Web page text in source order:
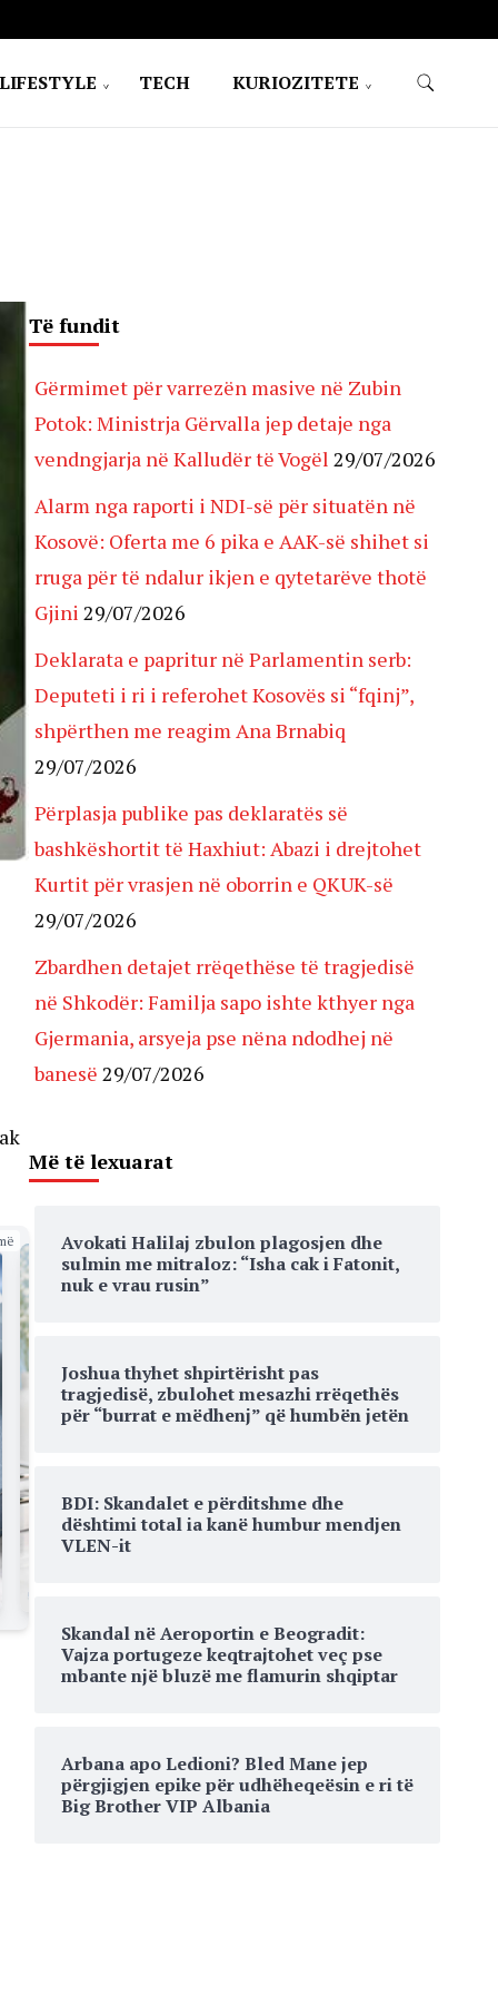
TECH KURIOZITETE
Të fundit
Gërmimet për varrezën masive në Zubin
Potok: Ministrja Gërvalla jep detaje nga
vendngjarja në Kalludër të Vogël 29/07/2026
Alarm nga raporti i NDI-së për situatën në
Kosovë: Oferta me 6 pika e AAK-së shihet si
rruga për të ndalur ikjen e qytetarëve thotë
Gjini 29/07/2026
Deklarata e papritur në Parlamentin serb:
Deputeti i ri i referohet Kosovës si “fqinj”,
shpërthen me reagim Ana Brnabiq
29/07/2026
Përplasja publike pas deklaratës së
bashkëshortit të Haxhiut: Abazi i drejtohet
Kurtit për vrasjen në oborrin e QKUK-së
29/07/2026
Zbardhen detajet rrëqethëse të tragjedisë
në Shkodër: Familja sapo ishte kthyer nga
Gjermania, arsyeja pse nëna ndodhej në
banesë 29/07/2026
Më të lexuarat
Avokati Halilaj zbulon plagosjen dhe
sulmin me mitraloz: “Isha cak i Fatonit,
nuk e vrau rusin”
Joshua thyhet shpirtërisht pas
tragjedisë, zbulohet mesazhi rrëqethës
për “burrat e mëdhenj” që humbën jetën
BDI: Skandalet e përditshme dhe
dështimi total ia kanë humbur mendjen
VLEN-it
Skandal në Aeroportin e Beogradit:
Vajza portugeze keqtrajtohet veç pse
mbante një bluzë me flamurin shqiptar
Arbana apo Ledioni? Bled Mane jep
përgjigjen epike për udhëheqeësin e ri të
Big Brother VIP Albania